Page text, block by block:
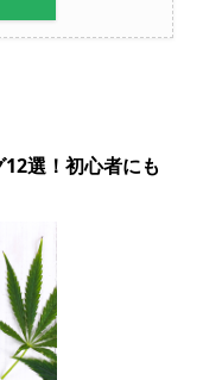
選！初心者にも